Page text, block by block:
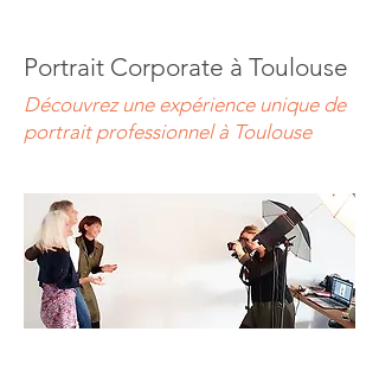
Portrait Corporate à Toulouse
Découvrez une expérience unique de
portrait professionnel à Toulouse